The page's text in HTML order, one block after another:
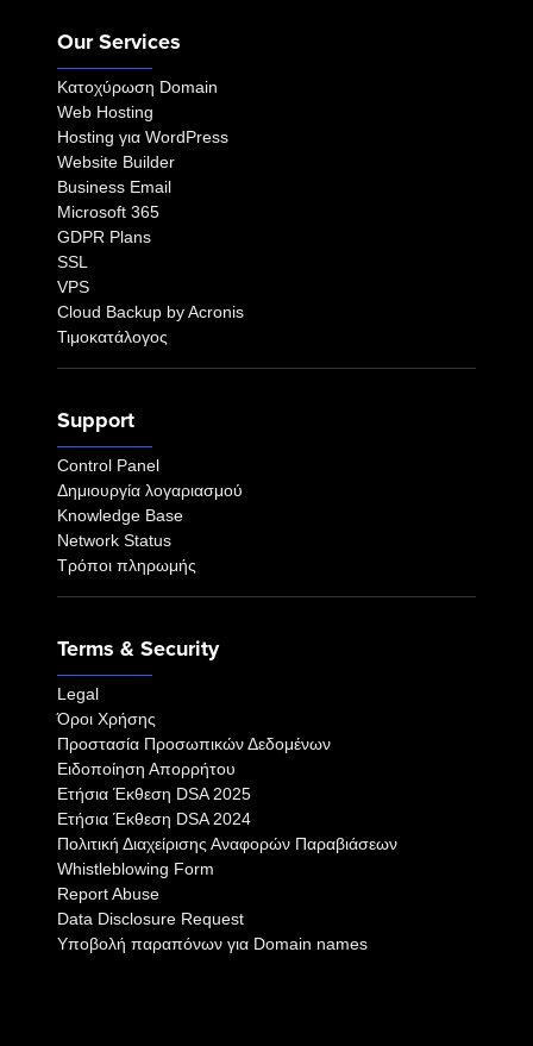
Our Services
Κατοχύρωση Domain
Web Hosting
Hosting για WordPress
Website Builder
Business Email
Microsoft 365
GDPR Plans
SSL
VPS
Cloud Backup by Acronis
Τιμοκατάλογος
Support
Control Panel
Δημιουργία λογαριασμού
Knowledge Base
Network Status
Τρόποι πληρωμής
Terms & Security
Legal
Όροι Χρήσης
Προστασία Προσωπικών Δεδομένων
Ειδοποίηση Απορρήτου
Eτήσια Έκθεση DSA 2025
Eτήσια Έκθεση DSA 2024
Πολιτική Διαχείρισης Αναφορών Παραβιάσεων
Whistleblowing Form
Report Abuse
Data Disclosure Request
Υποβολή παραπόνων για Domain names